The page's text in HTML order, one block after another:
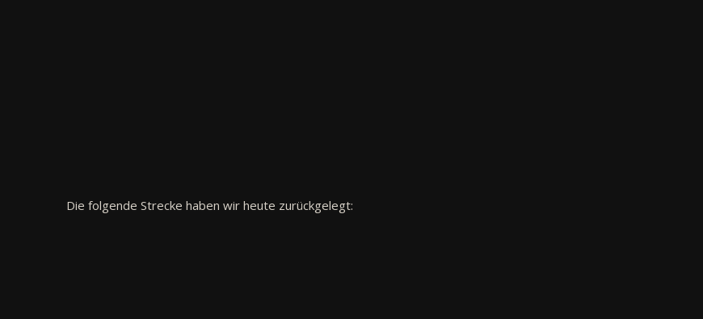
Die folgende Strecke haben wir heute zurückgelegt: